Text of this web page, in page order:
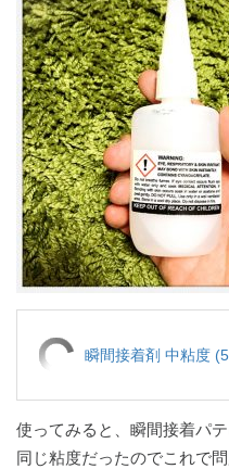
瞬間接着剤 中粘度
使ってみると、瞬間接着パ
同じ粘度だったのでこれで